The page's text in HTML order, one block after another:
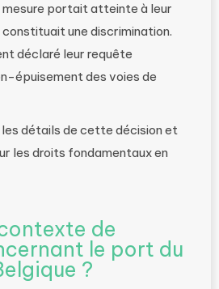
portait atteinte à leur
une discrimination.
déclaré leur requête
épuisement des voies de
détails de cette décision et
les droits fondamentaux en
de
le port du
?